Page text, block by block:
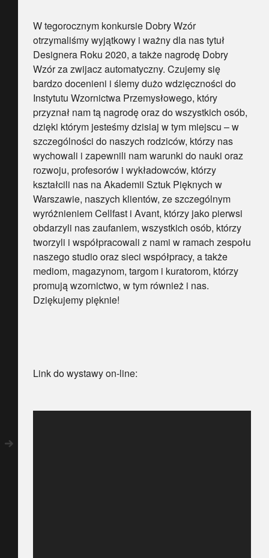
W tegorocznym konkursie Dobry Wzór
otrzymaliśmy wyjątkowy i ważny dla nas tytuł
Designera Roku 2020, a także nagrodę Dobry
Wzór za zwijacz automatyczny. Czujemy się
bardzo docenieni i ślemy dużo wdzięczności do
Instytutu Wzornictwa Przemysłowego, który
przyznał nam tą nagrodę oraz do wszystkich osób,
dzięki którym jesteśmy dzisiaj w tym miejscu – w
szczególności do naszych rodziców, którzy nas
wychowali i zapewnili nam warunki do nauki oraz
rozwoju, profesorów i wykładowców, którzy
kształcili nas na Akademii Sztuk Pięknych w
Warszawie, naszych klientów, ze szczególnym
wyróżnieniem Cellfast i Avant, którzy jako pierwsi
obdarzyli nas zaufaniem, wszystkich osób, którzy
tworzyli i współpracowali z nami w ramach zespołu
naszego studio oraz sieci współpracy, a także
mediom, magazynom, targom i kuratorom, którzy
promują wzornictwo, w tym również i nas.
Dziękujemy pięknie!
Link do wystawy on-line: